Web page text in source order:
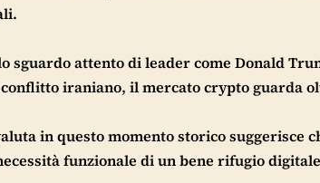
attento di leader come Donald
conflitto iraniano, il mercato crypto guarda
in questo momento storico suggerisce
funzionale di un bene rifugio